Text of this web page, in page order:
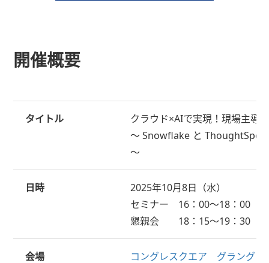
開催概要
タイトル
クラウド×AIで実現！現場主導
～ Snowflake と ThoughtSpot
～
日時
2025年10月8日（水）
セミナー 16：00～18：00 （
懇親会 18：15～19：30
会場 コングレスクエア グラングリ